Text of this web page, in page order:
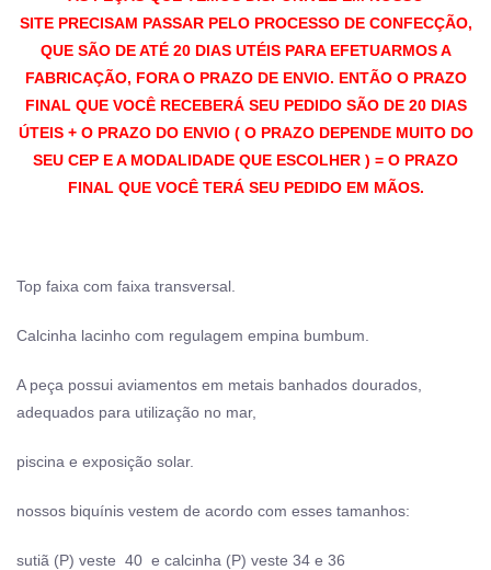
SITE PRECISAM PASSAR PELO PROCESSO DE CONFECÇÃO,
QUE SÃO DE ATÉ 20 DIAS UTÉIS PARA EFETUARMOS A
FABRICAÇÃO, FORA O PRAZO DE ENVIO. ENTÃO O PRAZO
FINAL QUE VOCÊ RECEBERÁ SEU PEDIDO SÃO DE 20 DIAS
ÚTEIS + O PRAZO DO ENVIO ( O PRAZO DEPENDE MUITO DO
SEU CEP E A MODALIDADE QUE ESCOLHER ) = O PRAZO
FINAL QUE VOCÊ TERÁ SEU PEDIDO EM MÃOS.
Top faixa com faixa transversal.
Calcinha lacinho com regulagem empina bumbum.
A peça possui aviamentos em metais banhados dourados,
adequados para utilização no mar,
piscina e exposição solar.
nossos biquínis vestem de acordo com esses tamanhos:
sutiã (P) veste 40 e calcinha (P) veste 34 e 36